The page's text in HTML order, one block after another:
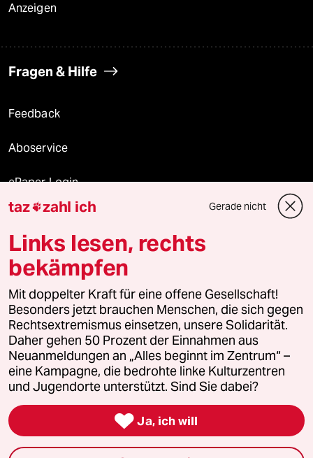
Anzeigen
Fragen & Hilfe
Feedback
Aboservice
ePaper Login
Downloads für Abonnierende
© 2026 taz Verlags und Vertriebs GmbH
Alle Rechte vorbehalten. Bei rechtlichen Fragen oder für Genehmigungen
wenden Sie sich bitte an
lizenzen@taz.de
Feedback Redaktionsstatut Kommune-Richtlinien
Leitlinie Informant Datenschutz Impressum AGB
Seitenwende Einwilligungen widerrufen (Ads)
taz zahl ich Gerade nicht
Links lesen, rechts
bekämpfen
Mit doppelter Kraft für eine offene Gesellschaft!
Besonders jetzt brauchen Menschen, die sich gegen
Rechtsextremismus einsetzen, unsere Solidarität.
Daher gehen 50 Prozent der Einnahmen aus
Neuanmeldungen an „Alles beginnt im Zentrum“ –
eine Kampagne, die bedrohte linke Kulturzentren
und Jugendorte unterstützt. Sind Sie dabei?
 Ja, ich will